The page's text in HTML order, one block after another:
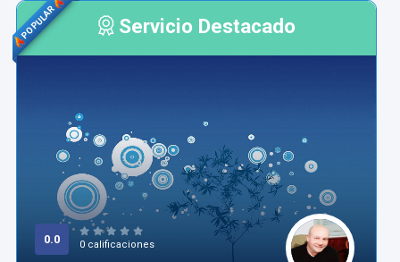
POPULAR Servicio Destacado
0.0 0 calificaciones